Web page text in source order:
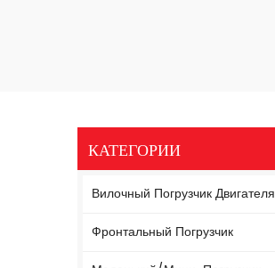
КАТЕГОРИИ
Вилочный Погрузчик Двигателя
Фронтальный Погрузчик